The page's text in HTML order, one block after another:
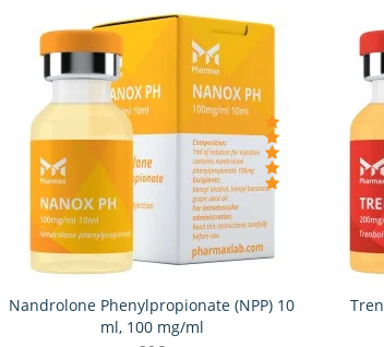
Nandrolone Phenylpropionate (NPP) 10
ml, 100 mg/ml